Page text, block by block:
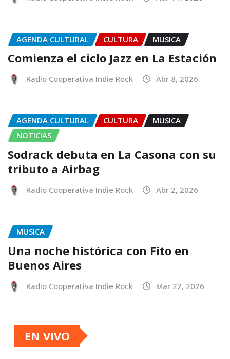
AGENDA CULTURAL CULTURA MUSICA
Comienza el ciclo Jazz en La Estación
Radio Cooperativa Indie Rock Abr 8, 2026
AGENDA CULTURAL CULTURA
MUSICA
NOTICIAS
Sodrack debuta en La Casona con su
tributo a Airbag
Radio Cooperativa Indie Rock Abr 2, 2026
MUSICA
Una noche histórica con Fito en
Buenos Aires
Radio Cooperativa Indie Rock Mar 22, 2026
EN VIVO